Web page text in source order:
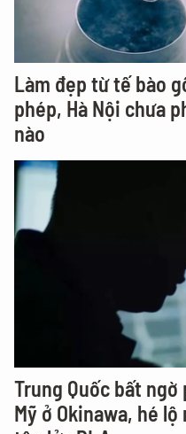
Làm đẹp từ tế bào
phép, Hà Nội chưa
nào
Trung Quốc bất
Mỹ ở Okinawa, hé